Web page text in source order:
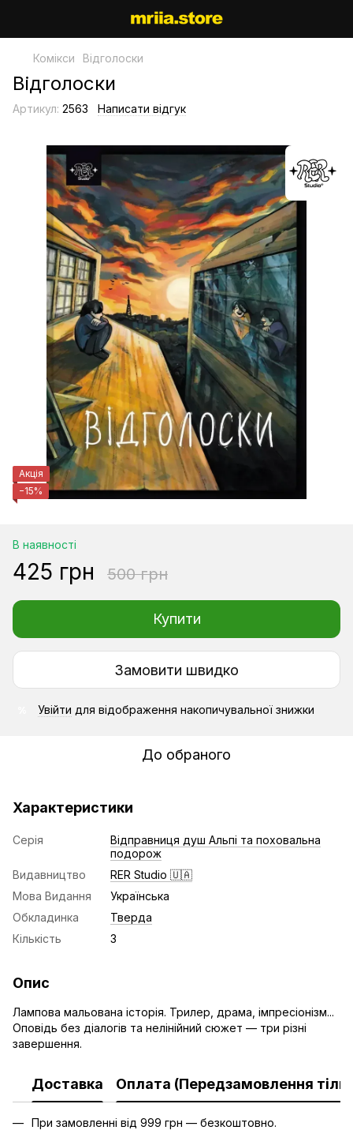
Комікси Відголоски
Відголоски
Артикул: 2563 Написати відгук
Акція
−15%
В наявності
425 грн 500 грн
Купити
Замовити швидко
Увійти для відображення накопичувальної знижки
До обраного
Характеристики
Серія
Відправниця душ Альпі та поховальна
подорож
Видавництво
RER Studio 🇺🇦
Мова Видання
Українська
Обкладинка
Тверда
Кількість
3
Опис
Лампова мальована історія. Трилер, драма, імпресіонізм...
Оповідь без діалогів та нелінійний сюжет — три різні
завершення.
Доставка Оплата (Передзамовлення
При замовленні від 999 грн — безкоштовно.